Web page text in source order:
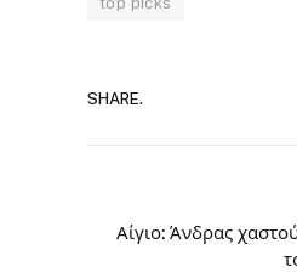
SHARE.
Αίγιο: Άνδρας